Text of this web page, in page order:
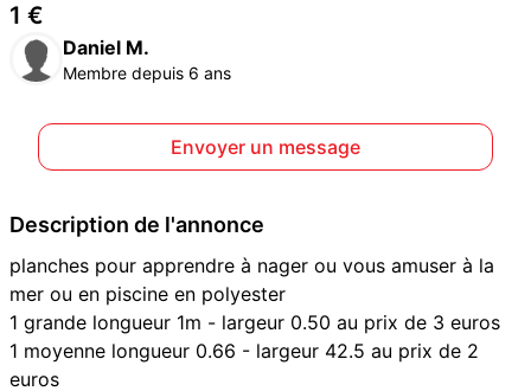
1 €
Daniel M.
Membre depuis 6 ans
Envoyer un message
Description de l'annonce
planches pour apprendre à nager ou vous amuser à la
mer ou en piscine en polyester
1 grande longueur 1m - largeur 0.50 au prix de 3 euros
1 moyenne longueur 0.66 - largeur 42.5 au prix de 2
euros